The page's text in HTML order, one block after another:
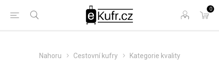
0
Nahoru Cestovní kufry Kategorie kvality